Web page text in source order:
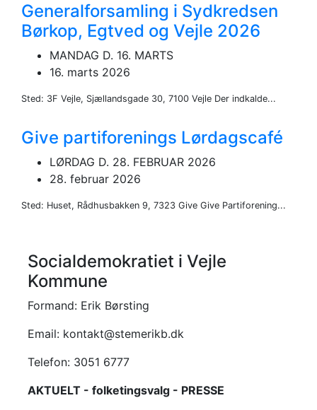
Generalforsamling i Sydkredsen
Børkop, Egtved og Vejle 2026
MANDAG D. 16. MARTS
16. marts 2026
Sted: 3F Vejle, Sjællandsgade 30, 7100 Vejle Der indkalde...
Give partiforenings Lørdagscafé
LØRDAG D. 28. FEBRUAR 2026
28. februar 2026
Sted: Huset, Rådhusbakken 9, 7323 Give Give Partiforening...
Socialdemokratiet i Vejle
Kommune
Formand: Erik Børsting
Email: kontakt@stemerikb.dk
Telefon: 3051 6777
AKTUELT - folketingsvalg - PRESSE